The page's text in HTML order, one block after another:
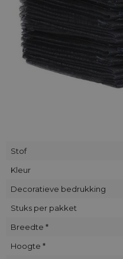
Stof
Kleur
Decoratieve bedrukking
Stuks per pakket
Breedte *
Hoogte *